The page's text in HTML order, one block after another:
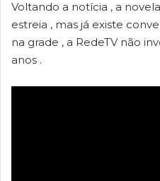
Voltando a notícia , a
estreia , mas já existe
na grade , a RedeTV não
anos .